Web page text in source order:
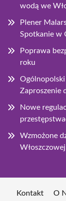
wodą we
Plener
Spotkanie w
Poprawa
roku
Ogólnopolski
Zaproszenie
Nowe
Wzmożone
Włoszczowej
Kontakt O